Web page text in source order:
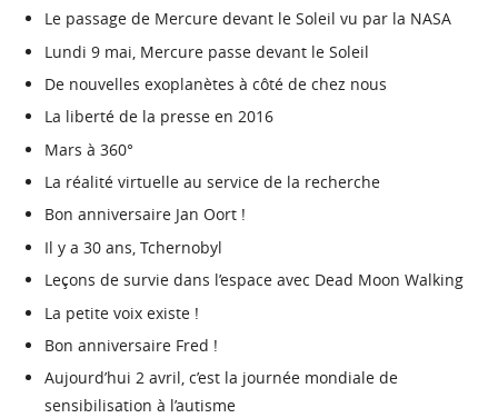
Le passage de Mercure devant le Soleil vu par la NASA
Lundi 9 mai, Mercure passe devant le Soleil
De nouvelles exoplanètes à côté de chez nous
La liberté de la presse en 2016
Mars à 360°
La réalité virtuelle au service de la recherche
Bon anniversaire Jan Oort !
Il y a 30 ans, Tchernobyl
Leçons de survie dans l’espace avec Dead Moon Walking
La petite voix existe !
Bon anniversaire Fred !
Aujourd’hui 2 avril, c’est la journée mondiale de
sensibilisation à l’autisme